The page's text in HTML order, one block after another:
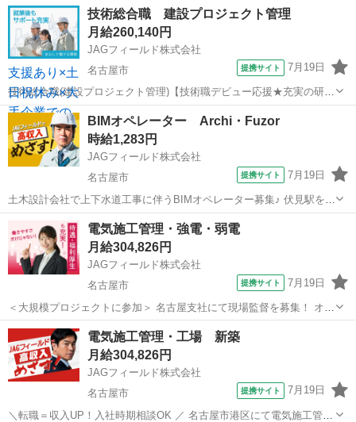
に則した工事計画・手配・工事管理 電計備品の管理 起業、修繕などの
検討・見積など設備...
愛知 名古屋市 その他
技術総合職 建設プロジェクト管理
月給260,140円
JAGフィールド株式会社
名古屋市
提携サイト 7月19日
技術総合職(建設プロジェクト管理)【技術職デビュー応援★充実の研修
制度★】 【30代ならまだ間に合う！建設エンジニアへ】生涯に活かせ
る国家資格取得を目指しませんか！【現場着任後の主な業務内容】研
修期間は教育施設の新築プロ...
愛知 名古屋市
BIMオペレーター Archi・Fuzor
時給1,283円
JAGフィールド株式会社
名古屋市
提携サイト 7月19日
土木設計会社で上下水道工事に伴うBIМオペレーター募集♪ 伏見駅を最
寄りにきれいなオフィスでの勤務です◎ 土木BIМオペレーター ◇図
面作成・チェック ◇図面トレース ◇数量計算根拠抽出 ◇プレ
ゼン資料作成...
名古屋市 その他
電気施工管理・強電・弱電
月給304,826円
JAGフィールド株式会社
名古屋市
提携サイト 7月19日
＜大規模プロジェクトに参加＞ 名古屋支社にて現場監督を募集！ オフ
ィスビル・生産施設などを担当いただきます。 担当エリア：愛知県・
三重県・静岡など 【業務内容】 工程管理・品質管理・安全管理 協力
会社との打ち合わせ...
愛知 名古屋市 その他
電気施工管理・工場 新築
月給304,826円
JAGフィールド株式会社
名古屋市
提携サイト 7月19日
＼転職＝収入UP！入社時期相談OK ／ 名古屋市港区にて電気施工管理